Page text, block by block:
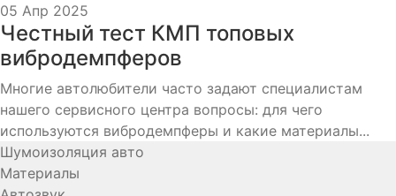
05 Апр 2025
Честный тест КМП топовых
вибродемпферов
Многие автолюбители часто задают специалистам
нашего сервисного центра вопросы: для чего
используются вибродемпферы и какие материалы...
Шумоизоляция авто
Материалы